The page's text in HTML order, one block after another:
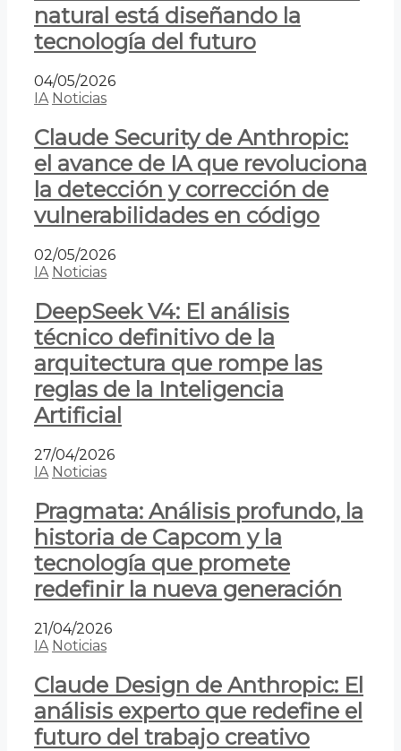
natural está diseñando la
tecnología del futuro
04/05/2026
IA Noticias
Claude Security de Anthropic:
el avance de IA que revoluciona
la detección y corrección de
vulnerabilidades en código
02/05/2026
IA Noticias
DeepSeek V4: El análisis
técnico definitivo de la
arquitectura que rompe las
reglas de la Inteligencia
Artificial
27/04/2026
IA Noticias
Pragmata: Análisis profundo, la
historia de Capcom y la
tecnología que promete
redefinir la nueva generación
21/04/2026
IA Noticias
Claude Design de Anthropic: El
análisis experto que redefine el
futuro del trabajo creativo